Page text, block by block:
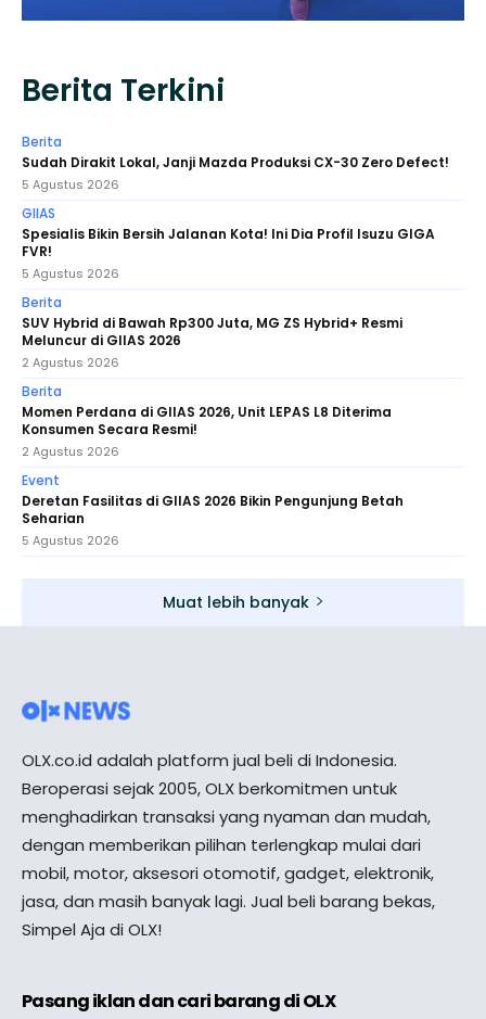
Berita Terkini
Berita
Sudah Dirakit Lokal, Janji Mazda Produksi CX-30 Zero Defect!
5 Agustus 2026
GIIAS
Spesialis Bikin Bersih Jalanan Kota! Ini Dia Profil Isuzu GIGA
FVR!
5 Agustus 2026
Berita
SUV Hybrid di Bawah Rp300 Juta, MG ZS Hybrid+ Resmi
Meluncur di GIIAS 2026
2 Agustus 2026
Berita
Momen Perdana di GIIAS 2026, Unit LEPAS L8 Diterima
Konsumen Secara Resmi!
2 Agustus 2026
Event
Deretan Fasilitas di GIIAS 2026 Bikin Pengunjung Betah
Seharian
5 Agustus 2026
Muat lebih banyak
OLX.co.id adalah platform jual beli di Indonesia.
Beroperasi sejak 2005, OLX berkomitmen untuk
menghadirkan transaksi yang nyaman dan mudah,
dengan memberikan pilihan terlengkap mulai dari
mobil, motor, aksesori otomotif, gadget, elektronik,
jasa, dan masih banyak lagi. Jual beli barang bekas,
Simpel Aja di OLX!
Pasang iklan dan cari barang di OLX